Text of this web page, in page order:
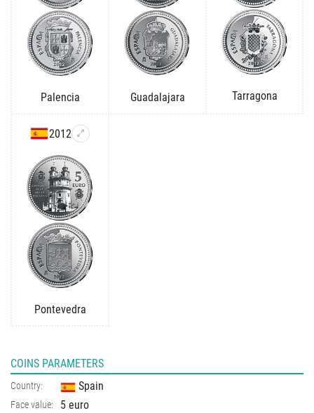
Palencia Guadalajara Tarragona
2012
Pontevedra
COINS PARAMETERS
Country: Spain
Face value: 5 euro